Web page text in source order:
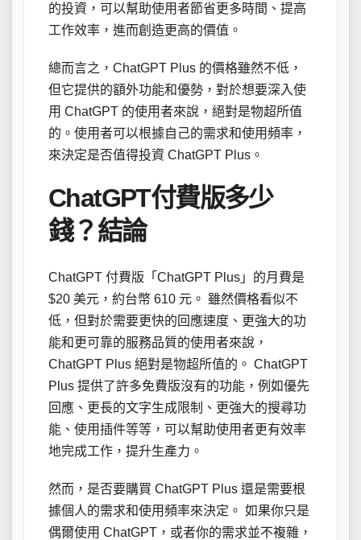
的投資，可以幫助使用者節省更多時間、提高
工作效率，進而創造更高的價值。
總而言之，ChatGPT Plus 的價格雖然不低，
但它提供的額外功能和優勢，對於想要深入使
用 ChatGPT 的使用者來說，絕對是物超所值
的。使用者可以根據自己的需求和使用頻率，
來決定是否值得投資 ChatGPT Plus。
ChatGPT付費版多少
錢？結論
ChatGPT 付費版「ChatGPT Plus」的月費是
$20 美元，約台幣 610 元。 雖然價格看似不
低，但對於需要更快的回應速度、更強大的功
能和更可靠的服務品質的使用者來說，
ChatGPT Plus 絕對是物超所值的。 ChatGPT
Plus 提供了許多免費版沒有的功能，例如優先
回應、更長的文字生成限制、更強大的搜尋功
能、使用插件等等，可以幫助使用者更有效率
地完成工作，提升生產力。
然而，是否要購買 ChatGPT Plus 還是需要根
據個人的需求和使用頻率來決定。 如果你只是
偶爾使用 ChatGPT，或者你的需求並不複雜，